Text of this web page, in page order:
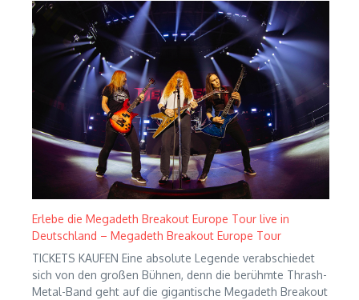
Erlebe die Megadeth Breakout Europe Tour live in
Deutschland – Megadeth Breakout Europe Tour
TICKETS KAUFEN Eine absolute Legende verabschiedet
sich von den großen Bühnen, denn die berühmte Thrash-
Metal-Band geht auf die gigantische Megadeth Breakout